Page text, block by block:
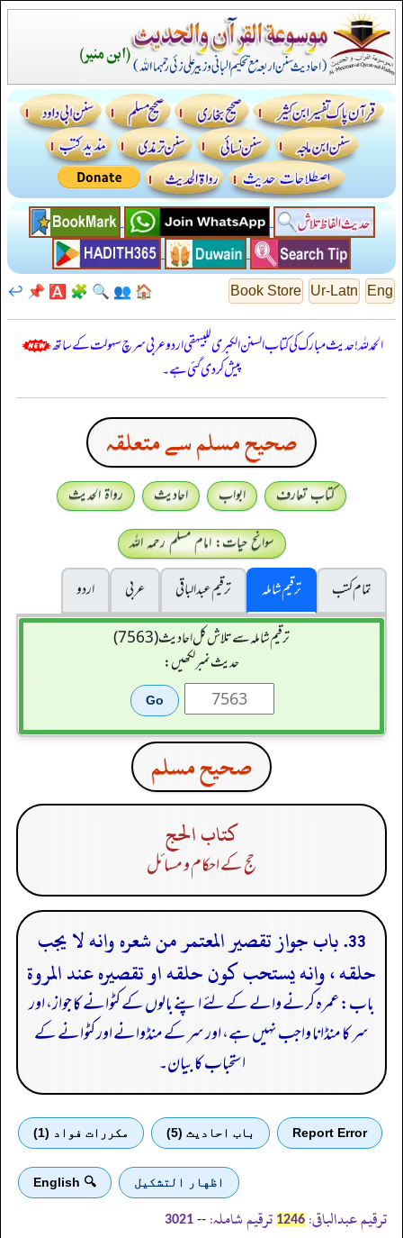
Eng
Ur-Latn
Book Store
🏠
👥
🔍
🧩
🅰️
📌
↩️
الحمدللہ! حدیث مبارک کی کتاب السنن الكبرى للبيهقي اردو عربی سرچ سہولت کے ساتھ
پیش کر دی گئی ہے۔
صحيح مسلم سے متعلقہ
کتاب تعارف ابواب احادیث
رواۃ الحدیث
سوانح حیات: امام مسلم رحمہ اللہ
تمام کتب
ترقیم شاملہ ترقيم عبدالباقی عربی
اردو
ترقیم شاملہ سے تلاش کل احادیث (7563)
حدیث نمبر لکھیں:
صحيح مسلم
كتاب الحج
حج کے احکام و مسائل
33. باب جواز تقصير المعتمر من شعره وانه لا يجب
حلقه ، وانه يستحب كون حلقه او تقصيره عند المروة
باب: عمرہ کرنے والے کے لئے اپنے بالوں کے کٹوانے کا جواز، اور
سر کا منڈانا واجب نہیں ہے، اور سر کے منڈوانے اور کٹوانے کے
استحباب کا بیان۔
Report Error باب احادیث (5) مكررات فواد (1)
اظهار التشكيل 🔍 English
ترقیم عبدالباقی: 1246 ترقیم شاملہ: --
3021